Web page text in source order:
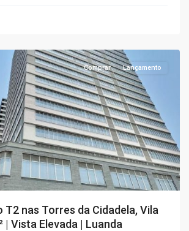
Comprar Lançamento
nas Torres da Cidadela, Vila
| Vista Elevada | Luanda